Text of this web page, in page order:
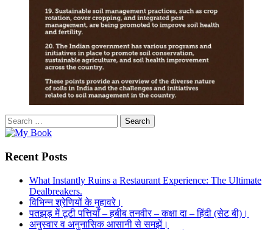
Search
for:
Recent Posts
What Instantly Ruins a Restaurant Experience: The Ultimate
Dealbreakers.
विभिन्न श्रेणियों के मुहावरे।
पतझड़ में टूटी पत्तियाँ – हबीब तनवीर – कक्षा दा – हिंदी (सेट बी)।
अनुस्वार व अनुनासिक आसानी से समझें।